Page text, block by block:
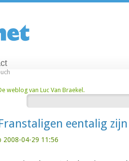
weblog van Luc Van Braekel.
eentalig zijn
2008-04-29 11:56